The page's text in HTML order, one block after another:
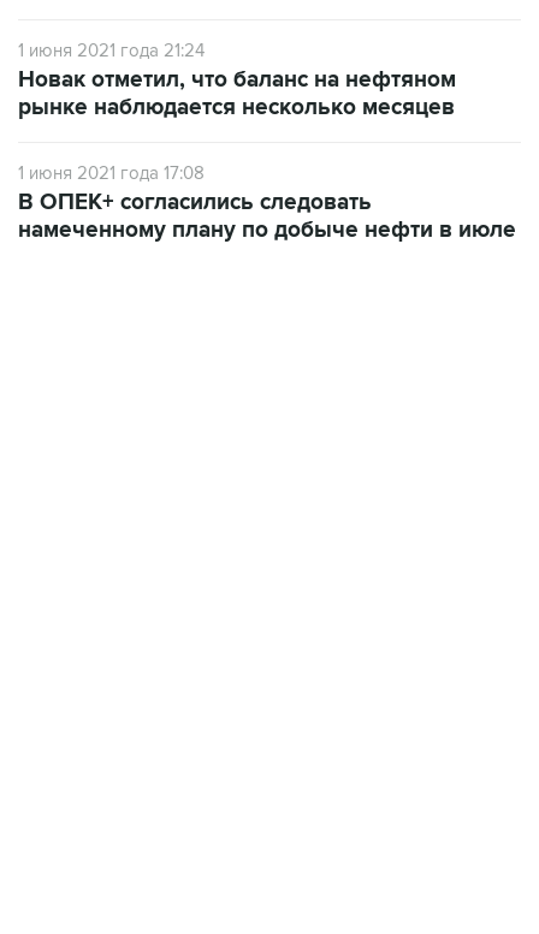
1 июня 2021 года 21:24
Новак отметил, что баланс на нефтяном
рынке наблюдается несколько месяцев
1 июня 2021 года 17:08
В ОПЕК+ согласились следовать
намеченному плану по добыче нефти в июле